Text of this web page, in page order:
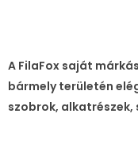
A FilaFox saját
bármely területén
szobrok,